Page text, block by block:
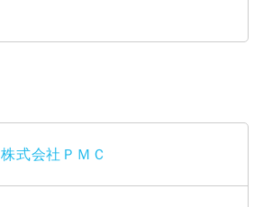
株式会社ＰＭＣ